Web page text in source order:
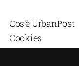
Cos’è UrbanPost
Cookies